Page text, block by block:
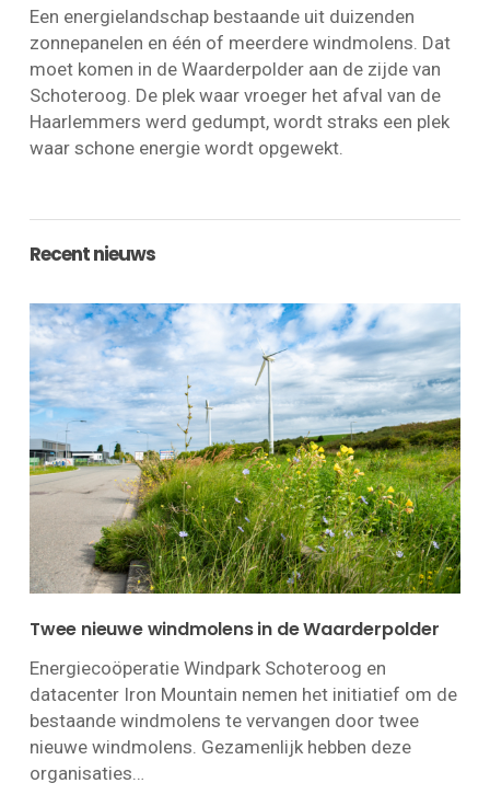
Een energielandschap bestaande uit duizenden
zonnepanelen en één of meerdere windmolens. Dat
moet komen in de Waarderpolder aan de zijde van
Schoteroog. De plek waar vroeger het afval van de
Haarlemmers werd gedumpt, wordt straks een plek
waar schone energie wordt opgewekt.
Recent nieuws
Twee nieuwe windmolens in de Waarderpolder
Energiecoöperatie Windpark Schoteroog en
datacenter Iron Mountain nemen het initiatief om de
bestaande windmolens te vervangen door twee
nieuwe windmolens. Gezamenlijk hebben deze
organisaties…